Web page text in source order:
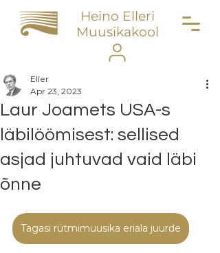
Heino Elleri
Muusikakool
Laur Joamets USA-s
läbilöömisest: sellised
asjad juhtuvad vaid läbi
õnne
Eller
Apr 23, 2023
Tagasi rütmimuusika eriala juurde